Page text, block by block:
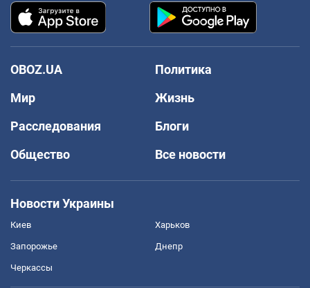
OBOZ.UA
Политика
Мир
Жизнь
Расследования
Блоги
Общество
Все новости
Новости Украины
Киев Харьков
Запорожье Днепр
Черкассы